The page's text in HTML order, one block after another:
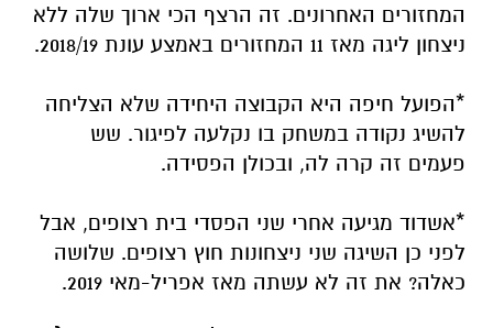
המחזורים האחרונים. זה הרצף הכי ארוך שלה ללא
ניצחון ליגה מאז 11 המחזורים באמצע עונת 2018/19.
*הפועל חיפה היא הקבוצה היחידה שלא הצליחה
להשיג נקודה במשחק בו נקלעה לפיגור. שש
פעמים זה קרה לה, ובכולן הפסידה.
*אשדוד מגיעה אחרי שני הפסדי בית רצופים, אבל
לפני כן השיגה שני ניצחונות חוץ רצופים. שלושה
כאלה? את זה לא עשתה מאז אפריל-מאי 2019.